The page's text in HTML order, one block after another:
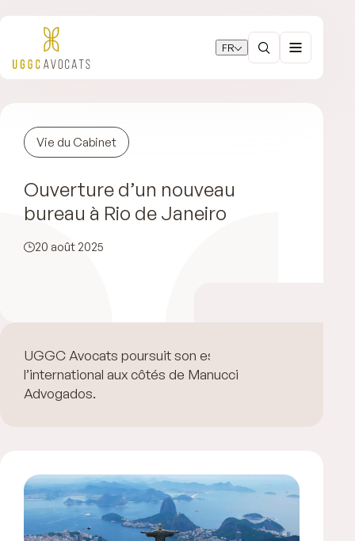
FR
Vie du Cabinet
Ouverture d’un nouveau
bureau à Rio de Janeiro
20 août 2025
UGGC Avocats poursuit son essor à
l’international aux côtés de Manucci
Advogados.